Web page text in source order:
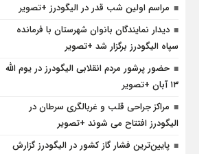
مراسم اولین شب قدر در الیگودرز +تصویر
دیدار نمایندگان بانوان شهرستان با فرمانده
سپاه الیگودرز برگزار شد +تصویر
حضور پرشور مردم انقلابی الیگودرز در یوم الله
۱۳ آبان +تصویر
مراکز جراحی قلب و غربالگری سرطان در
الیگودرز افتتاح می شوند +تصویر
پایین‌ترین فشار گاز کشور در الیگودرز گزارش